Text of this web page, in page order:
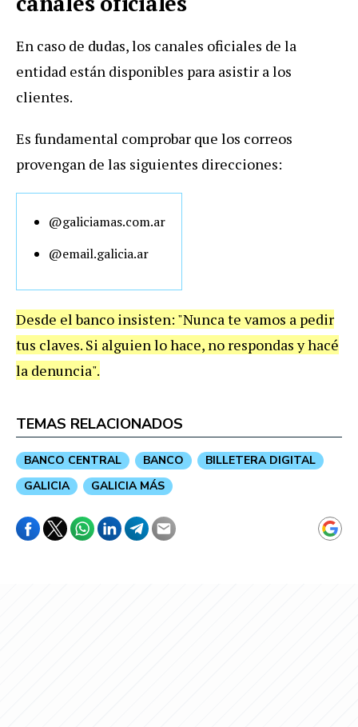
En caso de dudas, los canales oficiales de la
entidad están disponibles para asistir a los
clientes.
Es fundamental comprobar que los correos
provengan de las siguientes direcciones:
@galiciamas.com.ar
@email.galicia.ar
Desde el banco insisten: "Nunca te vamos a pedir
tus claves. Si alguien lo hace, no respondas y hacé
la denuncia".
TEMAS RELACIONADOS
BANCO CENTRAL BANCO
BILLETERA DIGITAL
GALICIA
GALICIA MÁS